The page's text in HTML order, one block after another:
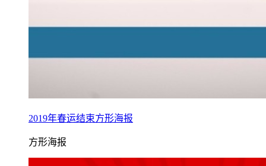
2019年春运结束方形海报
方形海报